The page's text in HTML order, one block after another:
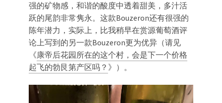
强的矿物感，和谐的酸度中透着甜美，多汁活
跃的尾韵非常隽永。这款Bouzeron还有很强的
陈年潜力，实际上，比我稍早在赏源葡萄酒评
论上写到的另一款Bouzeron更为优异（请见
《康帝后花园所在的这个村，会是下一个价格
起飞的勃艮第产区吗？ 》）。